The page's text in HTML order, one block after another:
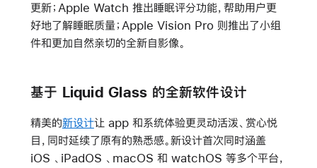
更新；Apple Watch 推出睡眠评分功能，帮助用户更
好地了解睡眠质量；Apple Vision Pro 则推出了小组
件和更加自然亲切的全新自影像。
基于 Liquid Glass 的全新软件设计
精美的新设计让 app 和系统体验更灵动活泼、赏心悦
目，同时延续了原有的熟悉感。新设计首次同时涵盖
iOS 、iPadOS 、macOS 和 watchOS 等多个平台，